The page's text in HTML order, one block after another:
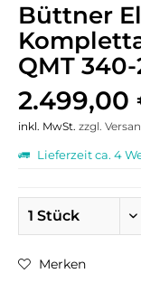
Büttner
QMT 340-
2.499,00
inkl. MwSt. zzgl.
Lieferzeit ca. 4
Merken